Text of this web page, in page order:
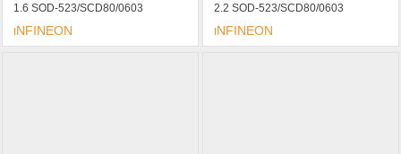
1.6 SOD-523/SCD80/0603
marking/标记 KK 低调谐电压
INFINEON
2.2 SOD-523/SCD80/0603
marking/标记 L 低调谐电压
INFINEON